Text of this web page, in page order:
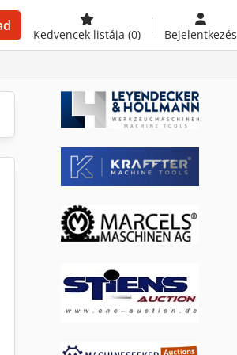
Kedvencek listája (0) Bejelentkezés